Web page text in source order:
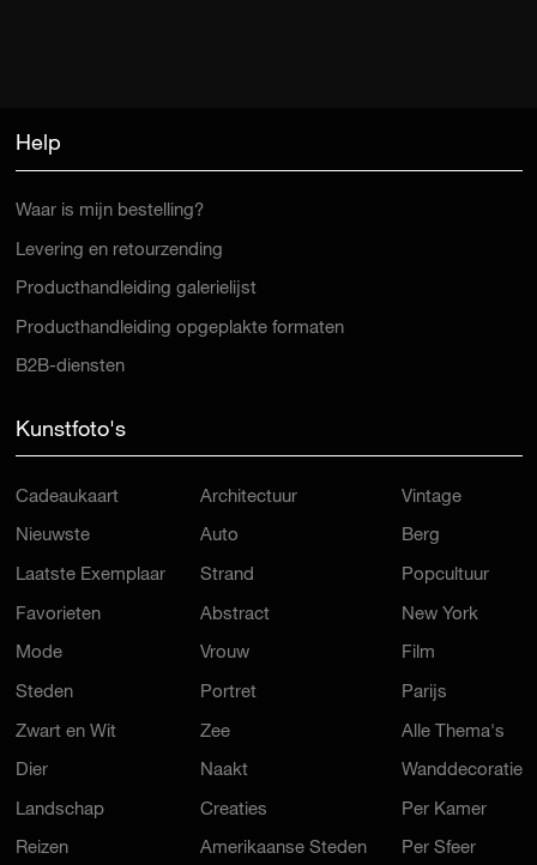
Help
Waar is mijn bestelling?
Levering en retourzending
Producthandleiding galerielijst
Producthandleiding opgeplakte formaten
B2B-diensten
Kunstfoto's
Cadeaukaart
Nieuwste
Laatste Exemplaar
Favorieten
Mode
Steden
Zwart en Wit
Dier
Landschap
Reizen
Architectuur
Auto
Strand
Abstract
Vrouw
Portret
Zee
Naakt
Creaties
Amerikaanse Steden
Vintage
Berg
Popcultuur
New York
Film
Parijs
Alle Thema's
Wanddecoratie
Per Kamer
Per Sfeer